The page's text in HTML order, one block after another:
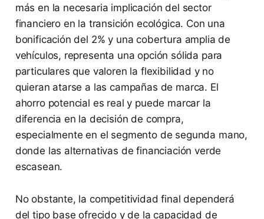
más en la necesaria implicación del sector
financiero en la transición ecológica. Con una
bonificación del 2% y una cobertura amplia de
vehículos, representa una opción sólida para
particulares que valoren la flexibilidad y no
quieran atarse a las campañas de marca. El
ahorro potencial es real y puede marcar la
diferencia en la decisión de compra,
especialmente en el segmento de segunda mano,
donde las alternativas de financiación verde
escasean.
No obstante, la competitividad final dependerá
del tipo base ofrecido y de la capacidad de